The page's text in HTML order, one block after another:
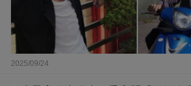
2025/09/24